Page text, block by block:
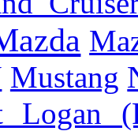
Mustang
Logan